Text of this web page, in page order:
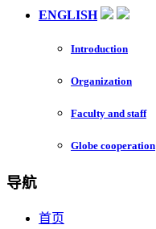
ENGLISH
Introduction
Organization
Faculty and staff
Globe cooperation
导航
首页